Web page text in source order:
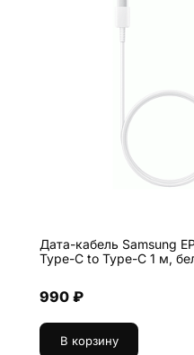
Дата-кабель Samsung
Type-C to Type-C 1 м,
990 ₽
В корзину